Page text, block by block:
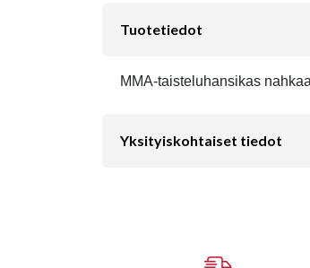
Tuotetiedot
MMA-taisteluhansikas
Yksityiskohtaiset tiedot